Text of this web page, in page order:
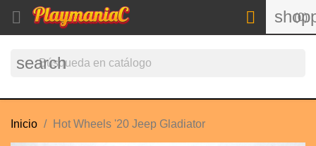
 (0)

search
Inicio Hot Wheels '20 Jeep Gladiator